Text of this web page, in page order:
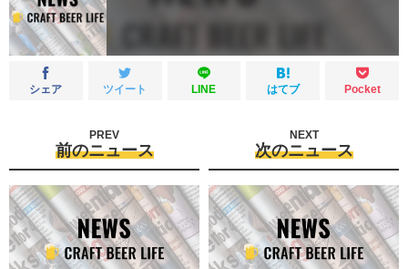
シェア ツイート LINE はてブ Pocket
前のニュース
PREV
次のニュース
NEXT